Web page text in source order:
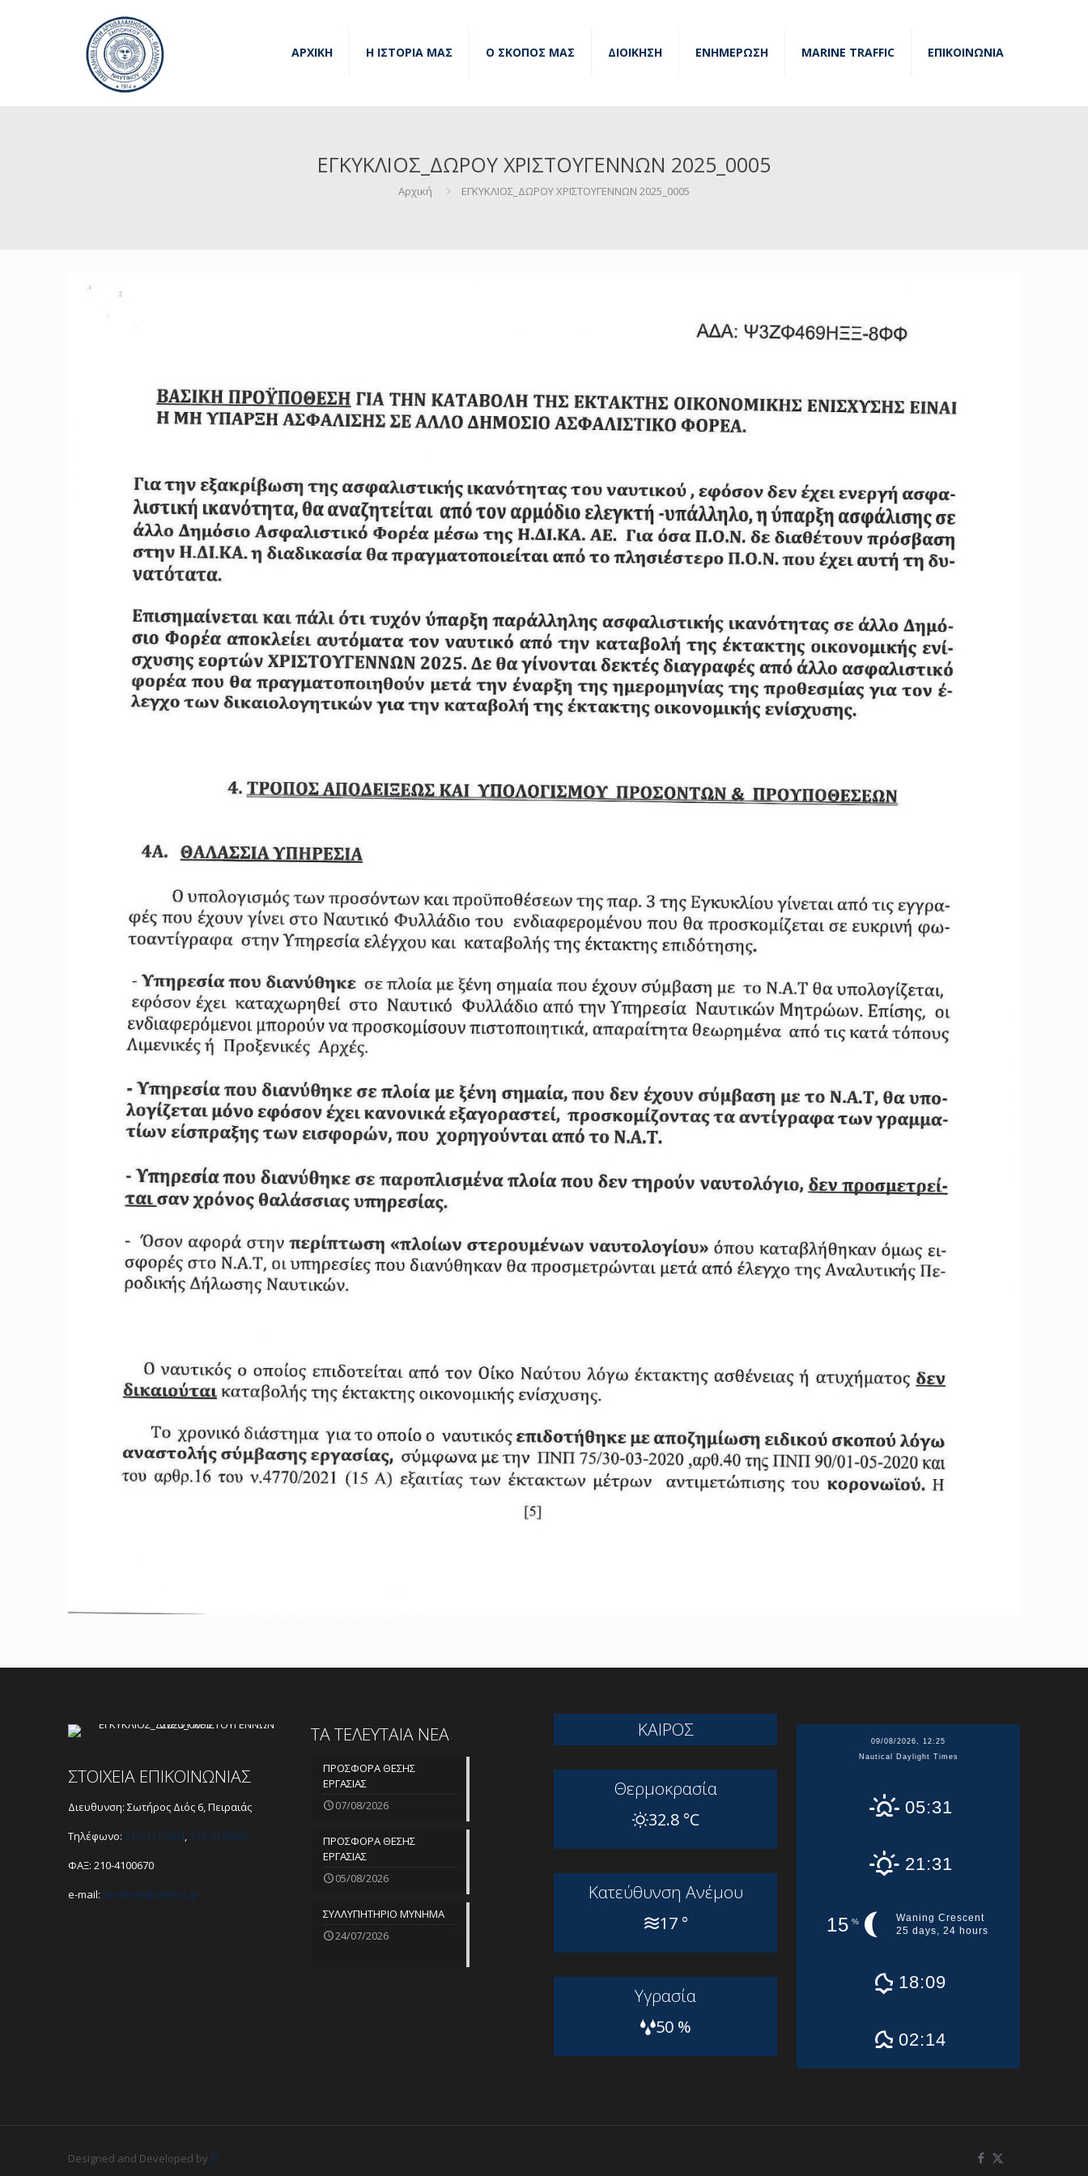
ΑΡΧΙΚΗ Η ΙΣΤΟΡΙΑ ΜΑΣ Ο ΣΚΟΠΟΣ ΜΑΣ ΔΙΟΙΚΗΣΗ ΕΝΗΜΕΡΩΣΗ MARINE TRAFFIC ΕΠΙΚΟΙΝΩΝΙΑ
ΕΓΚΥΚΛΙΟΣ_ΔΩΡΟΥ ΧΡΙΣΤΟΥΓΕΝΝΩΝ 2025_0005
Αρχική ΕΓΚΥΚΛΙΟΣ_ΔΩΡΟΥ ΧΡΙΣΤΟΥΓΕΝΝΩΝ 2025_0005
ΣΤΟΙΧΕΙΑ ΕΠΙΚΟΙΝΩΝΙΑΣ
Διευθυνση: Σωτήρος Διός 6, Πειραιάς
Τηλέφωνο: 210-4117604,210-4176825
ΦΑΞ: 210-4100670
e-mail: peathen@otenet.gr
ΤΑ ΤΕΛΕΥΤΑΙΑ ΝΕΑ
ΠΡΟΣΦΟΡΑ ΘΕΣΗΣ
ΕΡΓΑΣΙΑΣ
07/08/2026
ΠΡΟΣΦΟΡΑ ΘΕΣΗΣ
ΕΡΓΑΣΙΑΣ
05/08/2026
ΣΥΛΛΥΠΗΤΗΡΙΟ ΜΥΝΗΜΑ
24/07/2026
ΚΑΙΡΟΣ
Θερμοκρασία
32.8 °C
Kατεύθυνση Aνέμου
17 °
Yγρασία
50 %
09/08/2026, 12:25
Nautical Daylight Times
05:31
21:31
15 %
Waning Crescent
25 days, 24 hours
18:09
02:14
Designed and Developed by JIT